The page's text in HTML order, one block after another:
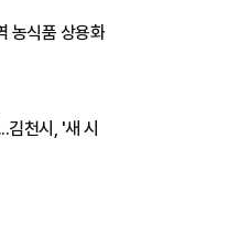
농식품 상용화
천시, '새 시